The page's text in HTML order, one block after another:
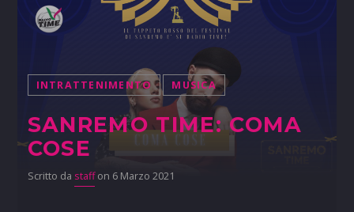
INTRATTENIMENTO MUSICA
SANREMO TIME: COMA
COSE
Scritto da staffon 6 Marzo 2021